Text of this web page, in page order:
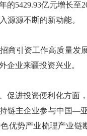
的5429.93亿元增长至
源源不断的新动能。
引资工作高质量发
企业来疆投资兴业。
进投资便利化方面
链主企业参与中国—
优势产业梳理产业